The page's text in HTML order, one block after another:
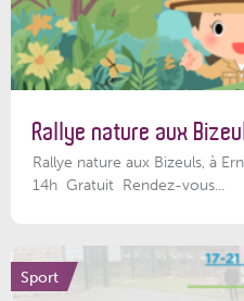
Rallye nature aux
Rallye nature aux Bizeuls, à
14h Gratuit Rendez-vous...
Sport